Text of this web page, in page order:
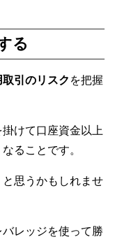
る
取引のリスク を把握
けて口座資金以上
ることです。
と思うかもしれませ
レッジを使って勝